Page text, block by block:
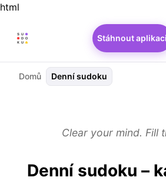
html
Stáhnout aplikaci
Domů Denní sudoku
Clear your mind. Fill
Denní sudoku –